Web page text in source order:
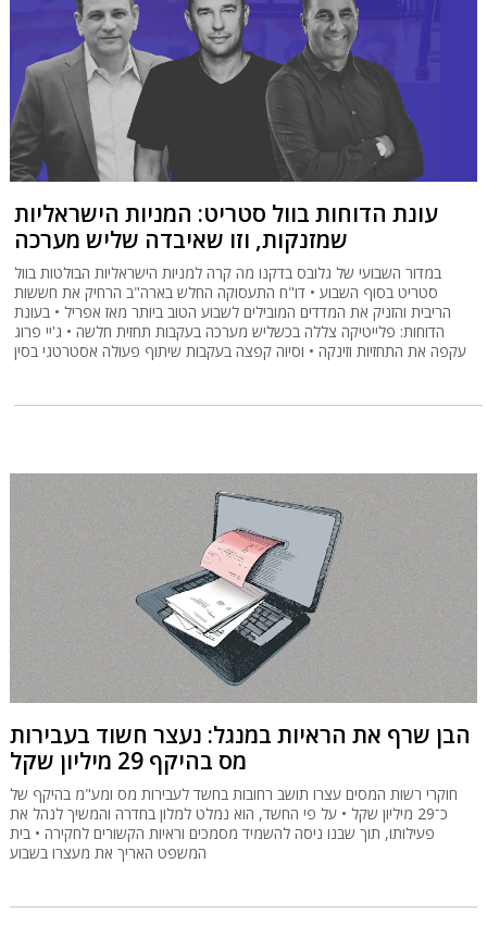
עונת הדוחות בוול סטריט: המניות הישראליות
שמזנקות, וזו שאיבדה שליש מערכה
במדור השבועי של גלובס בדקנו מה קרה למניות הישראליות הבולטות בוול
סטריט בסוף השבוע • דו"ח התעסוקה החלש בארה"ב הרחיק את חששות
הריבית והזניק את המדדים המובילים לשבוע הטוב ביותר מאז אפריל • בעונת
הדוחות: פלייטיקה צללה בכשליש מערכה בעקבות תחזית חלשה • ג'יי פרוג
עקפה את התחזיות וזינקה • וסיוה קפצה בעקבות שיתוף פעולה אסטרטגי בסין
הבן שרף את הראיות במנגל: נעצר חשוד בעבירות
מס בהיקף 29 מיליון שקל
חוקרי רשות המסים עצרו תושב רחובות בחשד לעבירות מס ומע"מ בהיקף של
כ־29 מיליון שקל • על פי החשד, הוא נמלט למלון בחדרה והמשיך לנהל את
פעילותו, תוך שבנו ניסה להשמיד מסמכים וראיות הקשורים לחקירה • בית
המשפט האריך את מעצרו בשבוע